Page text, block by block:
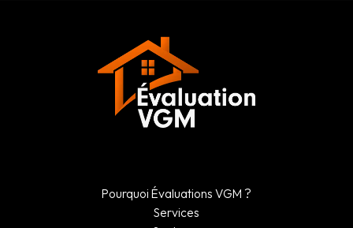
Pourquoi Évaluations VGM ?
Services